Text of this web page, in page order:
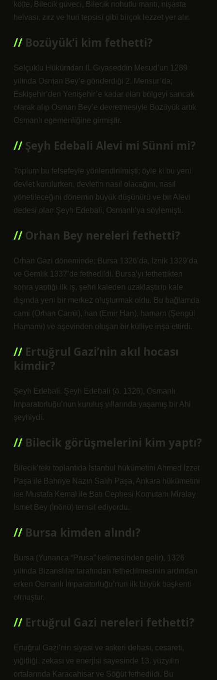
köfte, Bilecik güveci, Bilecik nohutlu mantı, nişasta
helvası, zırz ve huri tepsisi gibi birçok lezzet yer alır.
Bozüyük’i kim fethetti?
Selçuklu Hükümdarı II. Gıyaseddin Mesud’un 1289
yılında Osman Bey’e gönderdiği 2. Mensur’da;
Eskişehir’den Yenişehir’e kadar olan bölgeyi sancak
olarak alıp Osman Bey’e devretmesiyle Bozüyük artık
Osmanlı egemenliğine girmiştir.
Şeyh Edebali Alevi mi Sünni mi?
Toplum bu felsefeyle yönlendirilmişti; öyle ki bu yeni
devlet kurulurken, devletin nasıl olacağını, nasıl
yönetileceğini dönemin büyük düşünürü ve bir Alevi
dedesi olan Şeyh Edebali, Osmanlı’ya söylemişti.
Orhan Bey nereleri fethetti?
Orhan Gazi döneminde; Bursa 1326’da, İznik 1329’da
ve Gemlik 1337’de fethedildi. Bursa’yı fethettikten
sonra yaptığı ilk iş, şehri kaleden uzaklaştırıp kale
dışında yeni bir merkez oluşturmak oldu. Bu bağlamda
cami (Orhan Camii), han (Emir Han), hamam (Şengül
Hamamı) ve aşevinden oluşan bir külliye inşa ettirdi.
Ertuğrul Gazi’nin akıl hocası
kimdir?
Şeyh Edebali. Şeyh Edebali (ö. 1326), Osmanlı
İmparatorluğu’nun kuruluş yıllarında yaşamış bir Ahi
şeyhiydi.
Bilecik görüşmelerini kim yaptı?
Bilecik’teki toplantıda İstanbul hükümetini Ahmed İzzet
Paşa ile Bahriye Nazırı Salih Paşa, Ankara hükümetini
ise Mustafa Kemal ile Batı Cephesi Komutanı Miralay
İsmet Bey (İnönü) temsil ediyordu.
Bursa kimden alındı?
Bursa (Yunanca “Prusa” kelimesinden gelir), 1326
yılında Bizanslılar tarafından fethedilmesinin ardından
erken Osmanlı İmparatorluğu’nun ilk büyük başkenti
olmuştur.
Ertuğrul Gazi nereleri fethetti?
Ertuğrul Gazi’nin siyasi ve askeri dehası, cesareti,
yiğitliği, zekası ve enerjisi sayesinde 13. yüzyılın
ortalarında Karacahisar ve Söğüt fethedildi. Bu